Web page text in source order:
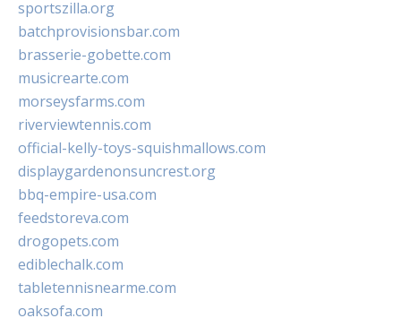
sportszilla.org
batchprovisionsbar.com
brasserie-gobette.com
musicrearte.com
morseysfarms.com
riverviewtennis.com
official-kelly-toys-squishmallows.com
displaygardenonsuncrest.org
bbq-empire-usa.com
feedstoreva.com
drogopets.com
ediblechalk.com
tabletennisnearme.com
oaksofa.com